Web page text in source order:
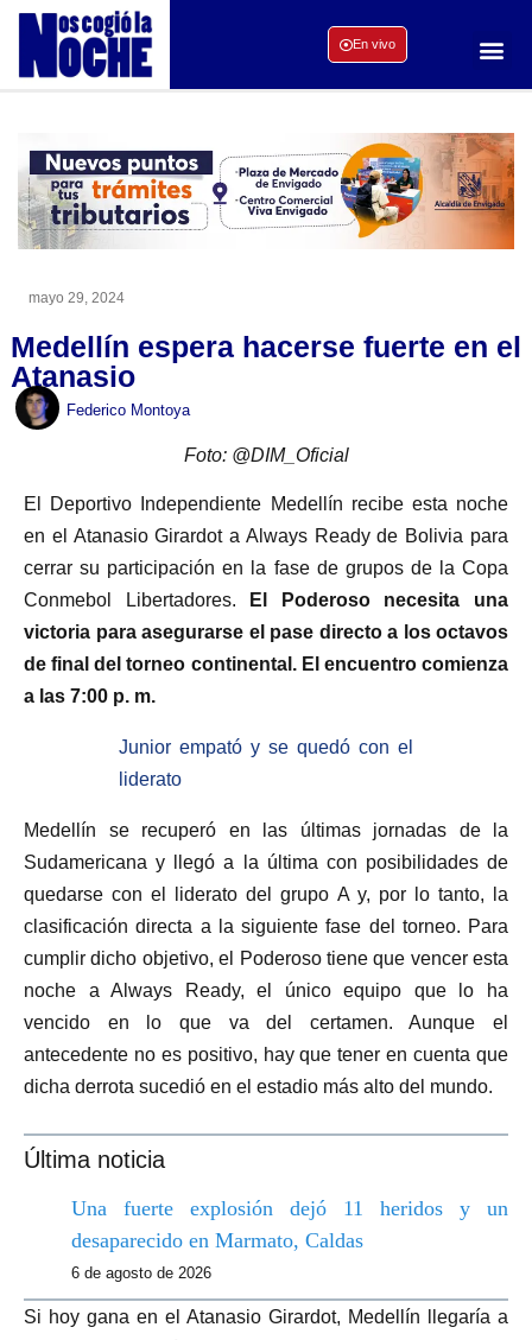
En vivo
mayo 29, 2024
Medellín espera hacerse fuerte en el
Atanasio
Federico Montoya
Foto: @DIM_Oficial
El Deportivo Independiente Medellín recibe esta noche
en el Atanasio Girardot a Always Ready de Bolivia para
cerrar su participación en la fase de grupos de la Copa
Conmebol Libertadores.
El Poderoso necesita una
victoria para asegurarse el pase directo a los octavos
de final del torneo continental. El encuentro comienza
a las 7:00 p. m.
Junior empató y se quedó con el
liderato
Medellín se recuperó en las últimas jornadas de la
Sudamericana y llegó a la última con posibilidades de
quedarse con el liderato del grupo A y, por lo tanto, la
clasificación directa a la siguiente fase del torneo. Para
cumplir dicho objetivo, el Poderoso tiene que vencer esta
noche a Always Ready, el único equipo que lo ha
vencido en lo que va del certamen. Aunque el
antecedente no es positivo, hay que tener en cuenta que
dicha derrota sucedió en el estadio más alto del mundo.
Última noticia
Una fuerte explosión dejó 11 heridos y un
desaparecido en Marmato, Caldas
6 de agosto de 2026
Si hoy gana en el Atanasio Girardot, Medellín llegaría a